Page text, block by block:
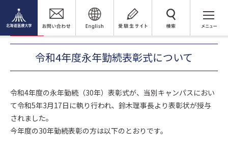
検 索
令和4年度永年勤続表彰式について
教職員 2023年3月17日(金)
令和4年度永年勤続表彰式について
令和4年度の永年勤続（30年）表彰式が、当別キャンパスにおい
て令和5年3月17日に執り行われ、鈴木理事長より表彰状が授与
されました。
今年度の30年勤続表彰の方は以下のとおりです。